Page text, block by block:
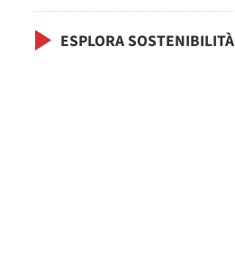
ESPLORA SOSTENIBILITÀ